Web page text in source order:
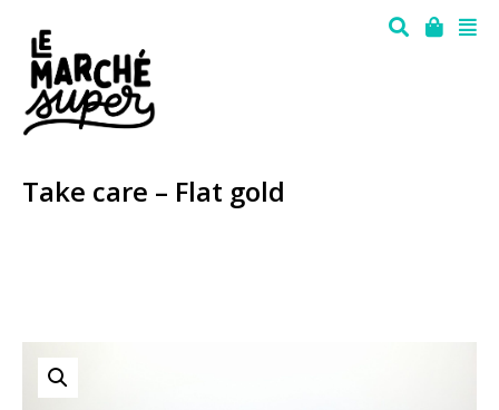
Take care – Flat gold